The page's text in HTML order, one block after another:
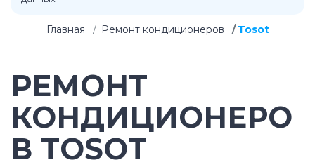
Главная Ремонт кондиционеров Tosot
РЕМОНТ
КОНДИЦИОНЕРО
В TOSOT